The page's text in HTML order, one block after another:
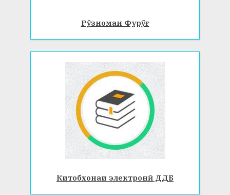
Рӯзномаи Фурӯғ
Китобхонаи электронӣ ДДБ